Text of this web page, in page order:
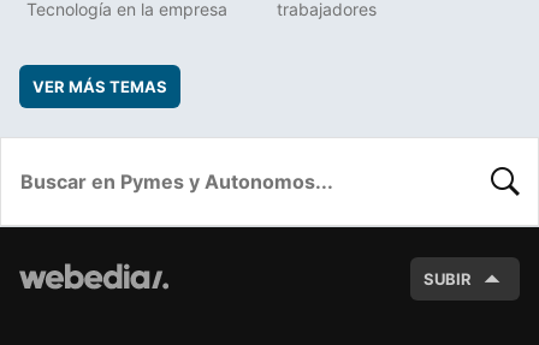
Tecnología en la empresa trabajadores
VER MÁS TEMAS
SUBIR